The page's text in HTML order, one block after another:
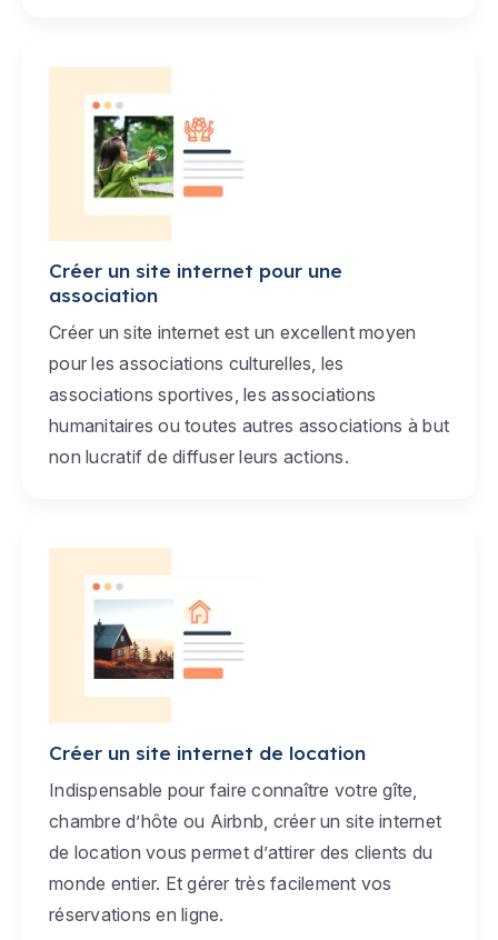
Créer un site internet pour une
association
Créer un site internet est un excellent moyen
pour les associations culturelles, les
associations sportives, les associations
humanitaires ou toutes autres associations à but
non lucratif de diffuser leurs actions.
Créer un site internet de location
Indispensable pour faire connaître votre gîte,
chambre d’hôte ou Airbnb, créer un site internet
de location vous permet d’attirer des clients du
monde entier. Et gérer très facilement vos
réservations en ligne.